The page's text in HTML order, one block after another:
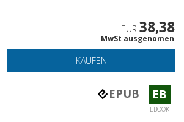
EUR 38,38
MwSt ausgenomen
KAUFEN
EPUB EB
EBOOK